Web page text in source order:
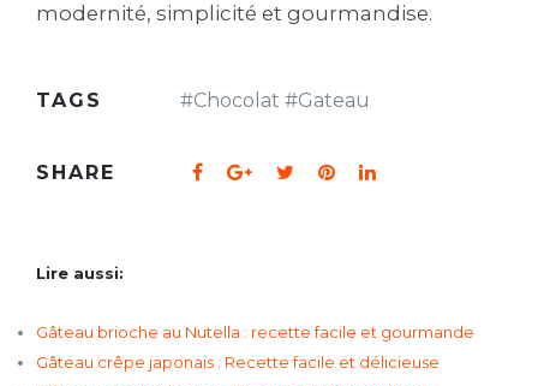
modernité‚ simplicité et gourmandise.
TAGS #Chocolat #Gateau
SHARE
Lire aussi:
Gâteau brioche au Nutella : recette facile et gourmande
Gâteau crêpe japonais : Recette facile et délicieuse